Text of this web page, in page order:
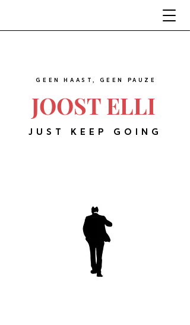
JOOST ELLI
GEEN HAAST, GEEN PAUZE
JUST KEEP GOING